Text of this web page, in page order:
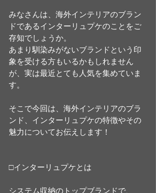
みなさんは、海外インテリアのブラン
ドであるインターリュプケのことをご
存知でしょうか。
あまり馴染みがないブランドという印
象を受ける方もいるかもしれません
が、実は最近とても人気を集めていま
す。
そこで今回は、海外インテリアのブラ
ンド、インターリュプケの特徴やその
魅力についてお伝えします！
□インターリュプケとは